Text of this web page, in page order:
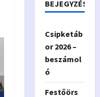
BEJEGYZÉSEK
Csipketáb
or 2026 –
beszámol
ó
Festőörs